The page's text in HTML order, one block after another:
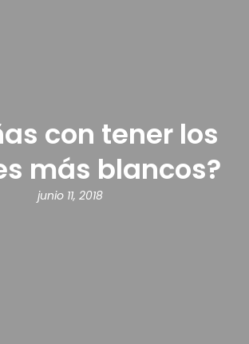
con tener los
más blancos?
junio 11, 2018